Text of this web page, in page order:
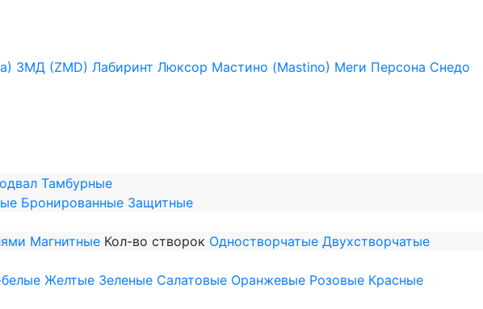
ЗМД (ZMD) Лабиринт Люксор Мастино (Mastino) Меги Персона Снедо
Тамбурные
Бронированные Защитные
Магнитные Кол-во створок Одностворчатые Двухстворчатые
Желтые Зеленые Салатовые Оранжевые Розовые Красные